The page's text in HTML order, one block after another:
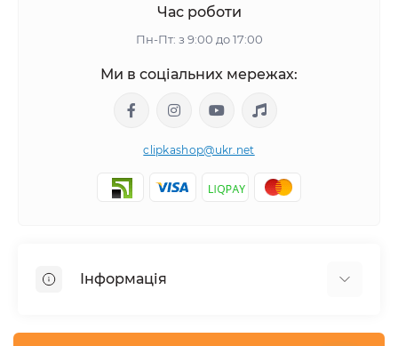
Час роботи
Пн-Пт: з 9:00 до 17:00
Ми в соціальних мережах:
clipkashop@ukr.net
Інформація